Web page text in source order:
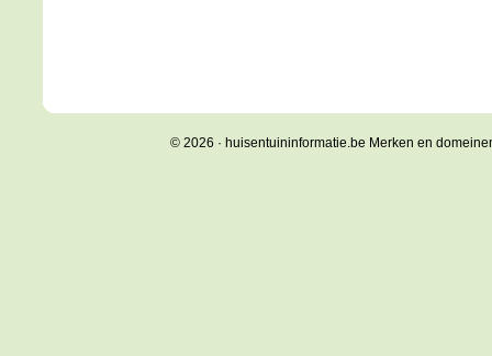
© 2026 · huisentuininformatie.be Merken en